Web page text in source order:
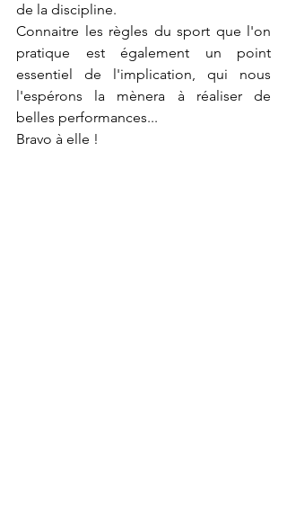
de la discipline.
Connaitre les règles du sport que l'on
pratique est également un point
essentiel de l'implication, qui nous
l'espérons la mènera à réaliser de
belles performances...
Bravo à elle !